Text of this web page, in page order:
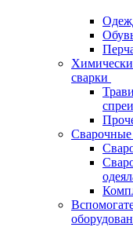
сварки